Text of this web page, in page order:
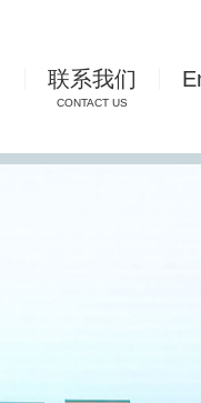
联系我们
CONTACT US